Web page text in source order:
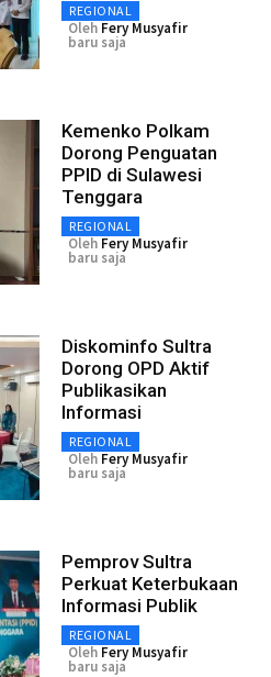
REGIONAL
Oleh Fery Musyafir
baru saja
Kemenko Polkam
Dorong Penguatan
PPID di Sulawesi
Tenggara
REGIONAL
Oleh Fery Musyafir
baru saja
Diskominfo Sultra
Dorong OPD Aktif
Publikasikan
Informasi
REGIONAL
Oleh Fery Musyafir
baru saja
Pemprov Sultra
Perkuat Keterbukaan
Informasi Publik
REGIONAL
Oleh Fery Musyafir
baru saja